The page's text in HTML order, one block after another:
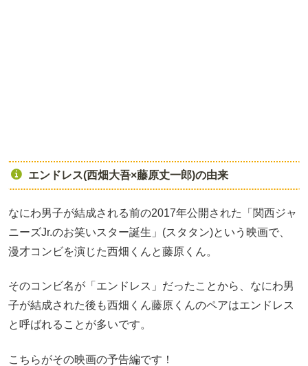
エンドレス(西畑大吾×藤原丈一郎)の由来
なにわ男子が結成される前の2017年公開された「関西ジャ
ニーズJr.のお笑いスター誕生」(スタタン)という映画で、
漫才コンビを演じた西畑くんと藤原くん。
そのコンビ名が「エンドレス」だったことから、なにわ男
子が結成された後も西畑くん藤原くんのペアはエンドレス
と呼ばれることが多いです。
こちらがその映画の予告編です！